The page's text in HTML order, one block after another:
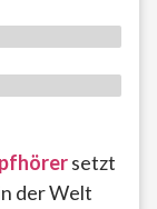
setzt
der Welt